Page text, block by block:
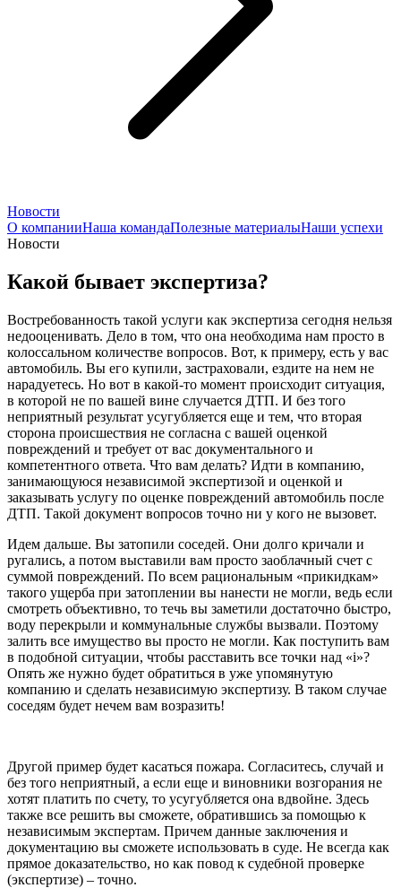
Новости
О компанииНаша командаПолезные материалыНаши успехи
Новости
Какой бывает экспертиза?
Востребованность такой услуги как экспертиза сегодня нельзя
недооценивать. Дело в том, что она необходима нам просто в
колоссальном количестве вопросов. Вот, к примеру, есть у вас
автомобиль. Вы его купили, застраховали, ездите на нем не
нарадуетесь. Но вот в какой-то момент происходит ситуация,
в которой не по вашей вине случается ДТП. И без того
неприятный результат усугубляется еще и тем, что вторая
сторона происшествия не согласна с вашей оценкой
повреждений и требует от вас документального и
компетентного ответа. Что вам делать? Идти в компанию,
занимающуюся независимой экспертизой и оценкой и
заказывать услугу по оценке повреждений автомобиль после
ДТП. Такой документ вопросов точно ни у кого не вызовет.
Идем дальше. Вы затопили соседей. Они долго кричали и
ругались, а потом выставили вам просто заоблачный счет с
суммой повреждений. По всем рациональным «прикидкам»
такого ущерба при затоплении вы нанести не могли, ведь если
смотреть объективно, то течь вы заметили достаточно быстро,
воду перекрыли и коммунальные службы вызвали. Поэтому
залить все имущество вы просто не могли. Как поступить вам
в подобной ситуации, чтобы расставить все точки над «i»?
Опять же нужно будет обратиться в уже упомянутую
компанию и сделать независимую экспертизу. В таком случае
соседям будет нечем вам возразить!
Другой пример будет касаться пожара. Согласитесь, случай и
без того неприятный, а если еще и виновники возгорания не
хотят платить по счету, то усугубляется она вдвойне. Здесь
также все решить вы сможете, обратившись за помощью к
независимым экспертам. Причем данные заключения и
документацию вы сможете использовать в суде. Не всегда как
прямое доказательство, но как повод к судебной проверке
(экспертизе) – точно.